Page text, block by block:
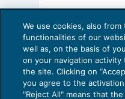
c.p.c.
QUESTIONI
[1] Come è evidente
Come evitare le
guida per
24 Luglio 2026
di Sofia Savoia
We use cookies, also
functionalities of our
well as, on the basis of
on your navigation
the site. Clicking on
you agree to the
"Reject All" means that